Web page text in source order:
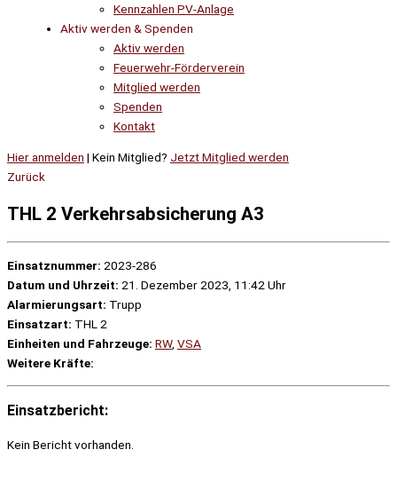
Kennzahlen PV-Anlage
Aktiv werden & Spenden
Aktiv werden
Feuerwehr-Förderverein
Mitglied werden
Spenden
Kontakt
Hier anmelden | Kein Mitglied? Jetzt Mitglied werden
Zurück
THL 2 Verkehrsabsicherung A3
Einsatznummer: 2023-286
Datum und Uhrzeit: 21. Dezember 2023, 11:42 Uhr
Alarmierungsart: Trupp
Einsatzart: THL 2
Einheiten und Fahrzeuge: RW, VSA
Weitere Kräfte:
Einsatzbericht:
Kein Bericht vorhanden.